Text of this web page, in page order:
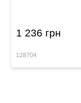
1 236 грн
128704